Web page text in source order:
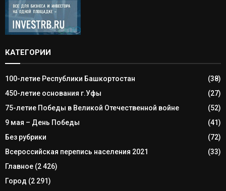
КАТЕГОРИИ
100-летие Республики Башкортостан
(38)
450-летие основания г.Уфы
(27)
75-летие Победы в Великой Отечественной войне
(52)
9 мая – День Победы
(41)
Без рубрики
(72)
Всероссийская перепись населения 2021
(33)
Главное (2 426)
Город (2 291)